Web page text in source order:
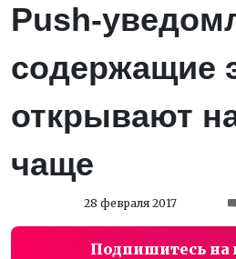
Push-
содержащие
открывают
чаще
28 февраля 2017
Подпишитесь на